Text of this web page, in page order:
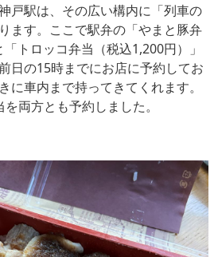
戸駅は、その広い構内に「列車の
ます。ここで駅弁の「やまと豚弁
トロッコ弁当（税込1,200円）」
日の15時までにお店に予約してお
に車内まで持ってきてくれます。
両方とも予約しました。